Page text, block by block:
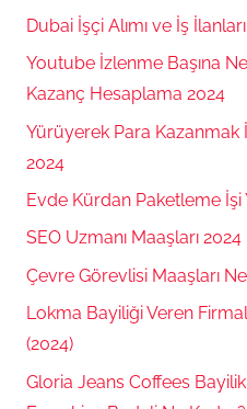
Dubai İşçi Alımı ve İş
Youtube İzlenme Başına
Kazanç Hesaplama 2024
Yürüyerek Para Kazanmak
2024
Evde Kürdan Paketleme İşi
SEO Uzmanı Maaşları 2024
Çevre Görevlisi Maaşları
Lokma Bayiliği Veren
(2024)
Gloria Jeans Coffees